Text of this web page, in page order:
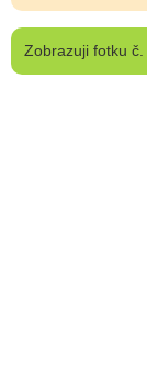
Zobrazujifotku č.